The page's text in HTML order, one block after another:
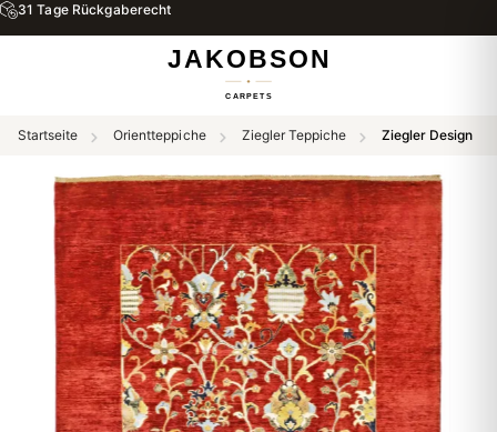
31 Tage Rückgaberecht
Startseite Orientteppiche Ziegler Teppiche Ziegler Design